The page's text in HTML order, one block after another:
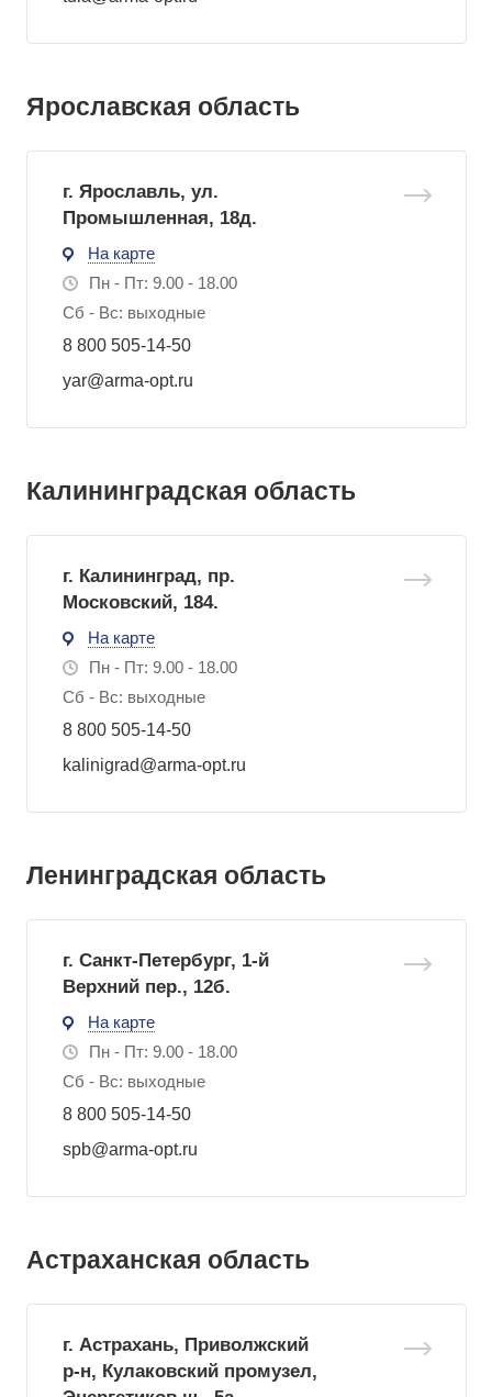
Ярославская область
г. Ярославль, ул.
Промышленная, 18д.
На карте
Пн - Пт: 9.00 - 18.00
Сб - Вс: выходные
8 800 505-14-50
yar@arma-opt.ru
Калининградская область
г. Калининград, пр.
Московский, 184.
На карте
Пн - Пт: 9.00 - 18.00
Сб - Вс: выходные
8 800 505-14-50
kalinigrad@arma-opt.ru
Ленинградская область
г. Санкт-Петербург, 1-й
Верхний пер., 12б.
На карте
Пн - Пт: 9.00 - 18.00
Сб - Вс: выходные
8 800 505-14-50
spb@arma-opt.ru
Астраханская область
г. Астрахань, Приволжский
р-н, Кулаковский промузел,